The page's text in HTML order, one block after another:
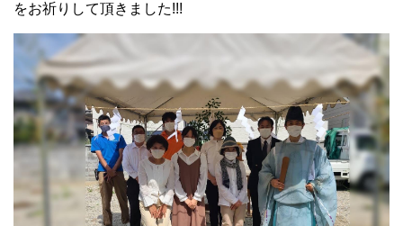
をお祈りして頂きました!!!